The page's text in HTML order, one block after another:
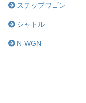
ステップワゴン
シャトル
N-WGN